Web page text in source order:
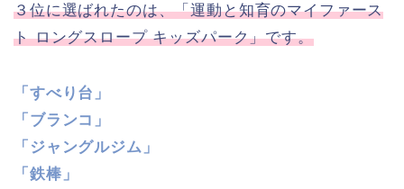
３位に選ばれたのは、「運動と知育のマイファース
ト ロングスロープ キッズパーク」です。
「すべり台」
「ブランコ」
「ジャングルジム」
「鉄棒」